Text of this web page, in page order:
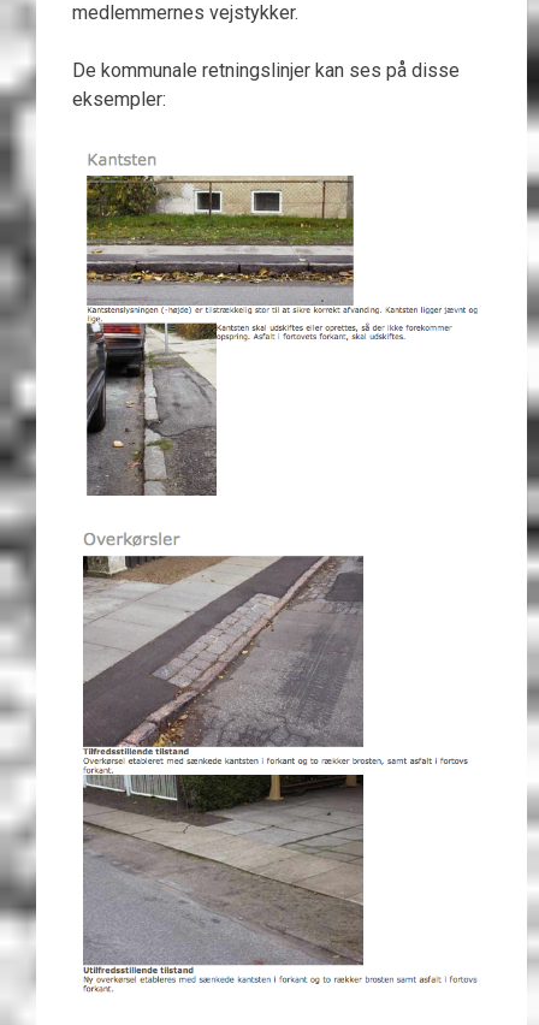
medlemmernes vejstykker.
De kommunale retningslinjer kan ses på disse
eksempler: